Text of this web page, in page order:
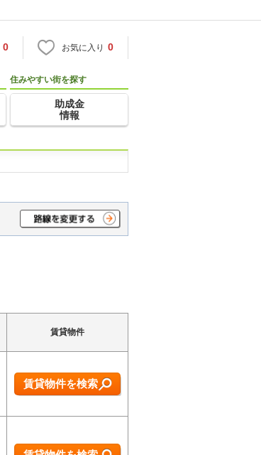
0 お気に入り 0
住みやすい街を探す
助成金
情報
賃貸物件
賃貸物件を検索